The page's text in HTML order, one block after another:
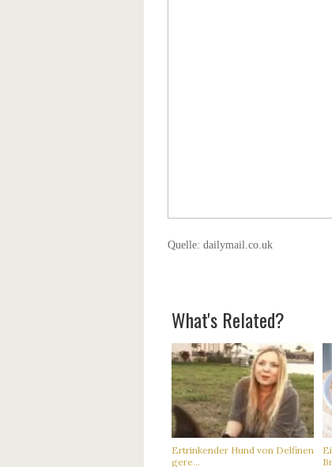
Quelle: dailymail.co.uk
What's Related?
Ertrinkender Hund von Delfinen
gere...